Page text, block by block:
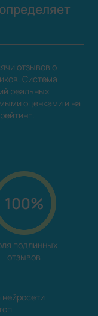
отзывов о
Система
реальных
оценками и на
100%
подлинных
отзывов